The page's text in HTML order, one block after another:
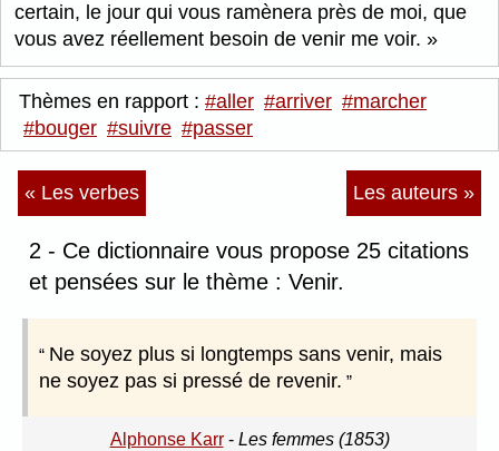
certain, le jour qui vous ramènera près de moi, que
vous avez réellement besoin de venir me voir.
Thèmes en rapport : #aller #arriver #marcher
#bouger #suivre #passer
« Les verbes Les auteurs »
2 - Ce dictionnaire vous propose 25 citations
et pensées sur le thème : Venir.
Ne soyez plus si longtemps sans venir, mais
ne soyez pas si pressé de revenir.
Alphonse Karr- Les femmes (1853)